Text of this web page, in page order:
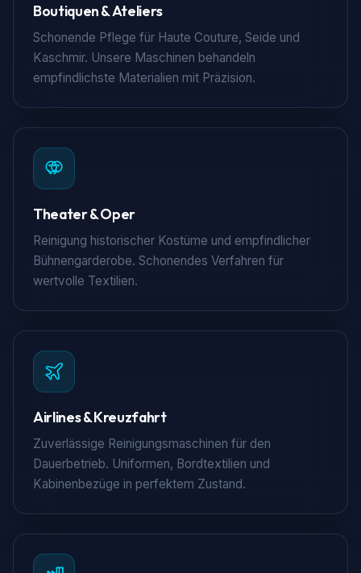
Boutiquen & Ateliers
Schonende Pflege für Haute Couture, Seide und
Kaschmir. Unsere Maschinen behandeln
empfindlichste Materialien mit Präzision.
Theater & Oper
Reinigung historischer Kostüme und empfindlicher
Bühnengarderobe. Schonendes Verfahren für
wertvolle Textilien.
Airlines & Kreuzfahrt
Zuverlässige Reinigungsmaschinen für den
Dauerbetrieb. Uniformen, Bordtextilien und
Kabinenbezüge in perfektem Zustand.